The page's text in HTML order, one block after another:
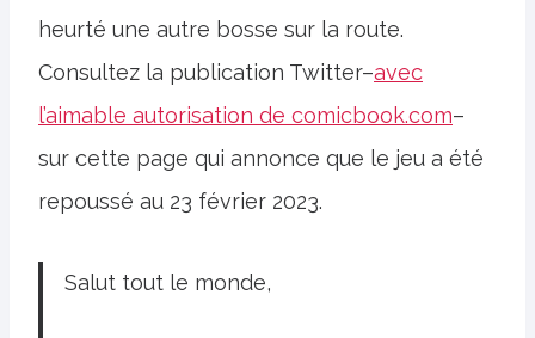
heurté une autre bosse sur la route.
Consultez la publication Twitter–avec
l’aimable autorisation de comicbook.com–
sur cette page qui annonce que le jeu a été
repoussé au 23 février 2023.
Salut tout le monde,